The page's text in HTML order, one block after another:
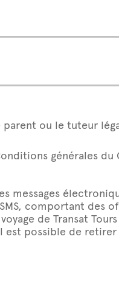
ou le tuteur
générales
messages
comportant des
de Transat
est possible de